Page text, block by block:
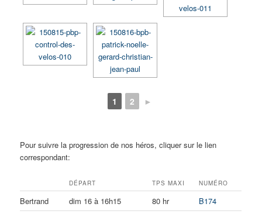
1 2 ►
Pour suivre la progression de nos héros, cliquer sur le lien
correspondant:
DÉPART TPS MAXI NUMÉRO
Bertrand dim 16 à 16h15 80 hr
B174